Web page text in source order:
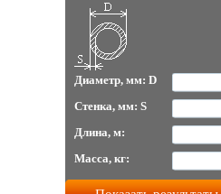
Диаметр, мм: D
Стенка, мм: S
Длина, м:
Масса, кг: